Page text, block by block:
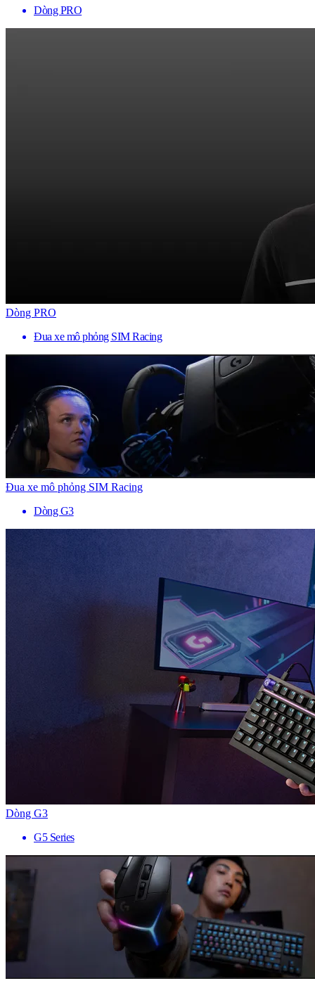
Dòng PRO
Dòng PRO
Đua xe mô phỏng SIM Racing
Đua xe mô phỏng SIM Racing
Dòng G3
Dòng G3
G5 Series